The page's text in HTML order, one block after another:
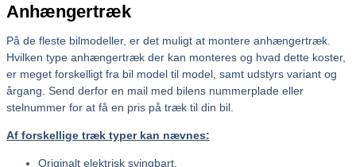
Anhængertræk
På de fleste bilmodeller, er det muligt at montere anhængertræk.
Hvilken type anhængertræk der kan monteres og hvad dette koster,
er meget forskelligt fra bil model til model, samt udstyrs variant og
årgang. Send derfor en mail med bilens nummerplade eller
stelnummer for at få en pris på træk til din bil.
Af forskellige træk typer kan nævnes:
Originalt elektrisk svingbart.